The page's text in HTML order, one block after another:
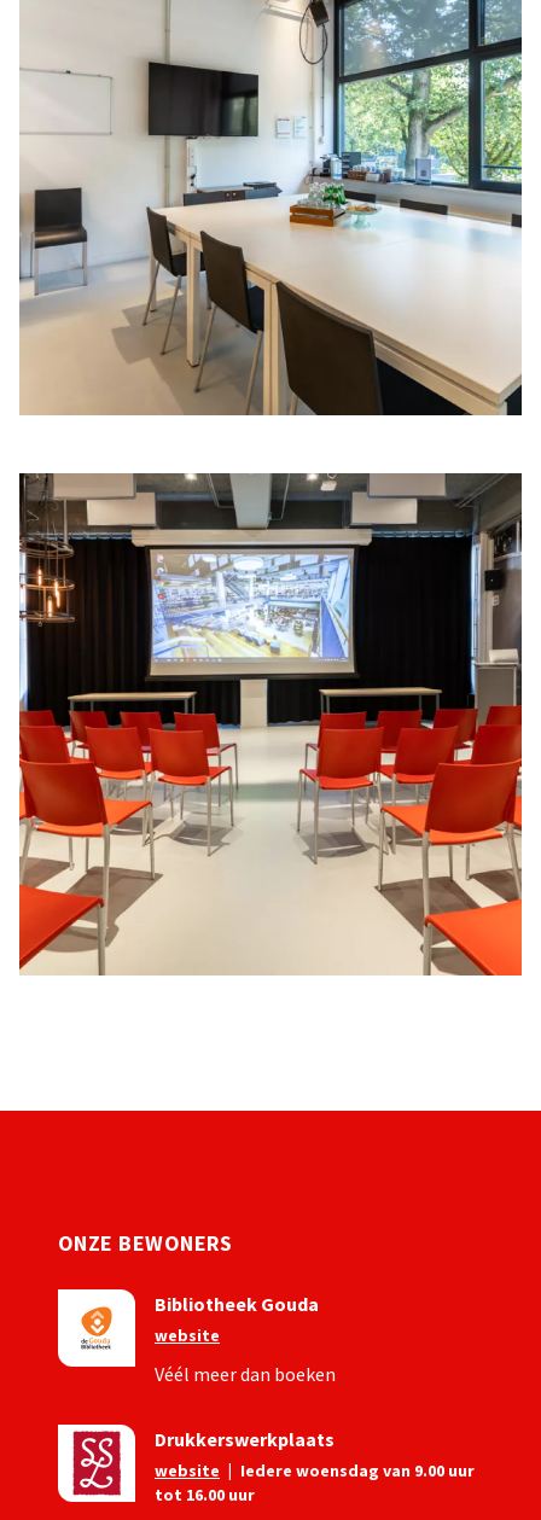
ONZE BEWONERS
Bibliotheek Gouda
website
Véél meer dan boeken
Drukkerswerkplaats
website | Iedere woensdag van 9.00 uur
tot 16.00 uur